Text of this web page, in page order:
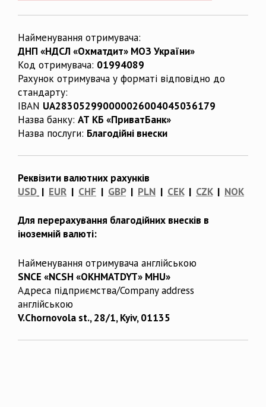
Найменування отримувача:
ДНП «НДСЛ «Охматдит» МОЗ України»
Код отримувача: 01994089
Рахунок отримувача у форматі відповідно до
стандарту:
IBAN UA283052990000026004045036179
Назва банку: АТ КБ «ПриватБанк»
Назва послуги: Благодійні внески
Реквізити валютних рахунків
USD | EUR | CHF | GBP| PLN | CEK| CZK| NOK
Для перерахування благодійних внесків в
іноземній валюті:
Найменування отримувача англійською
SNCE «NCSH «OKHMATDYT» MHU»
Адреса підприємства/Company address
англійською
V.Chornovola st., 28/1, Kyiv, 01135